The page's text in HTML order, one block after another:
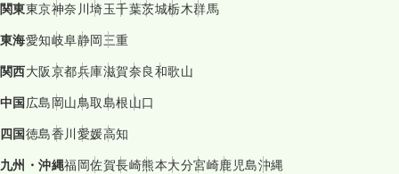
関東東京神奈川埼玉千葉茨城栃木群馬
東海愛知岐阜静岡三重
関西大阪京都兵庫滋賀奈良和歌山
中国 広島 岡山鳥取島根山口
四国徳島香川 愛媛高知
九州・沖縄福岡佐賀長崎熊本大分宮崎鹿児島沖縄